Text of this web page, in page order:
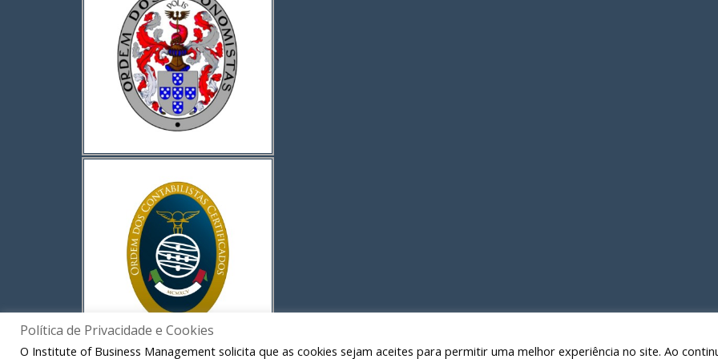
Política de Privacidade e Cookies
O Institute of Business Management solicita que as cookies sejam aceites para permitir uma melhor experiência no site. Ao